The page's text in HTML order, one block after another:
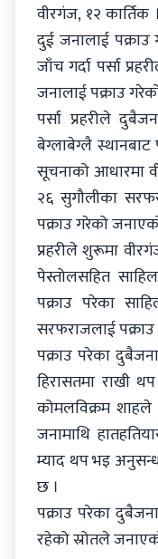
वीरगंज, १२ कार्तिक
दुई जनालाई
जाँच गर्दा पर्सा
जनालाई पक्राउ
पर्सा प्रहरीले
बेग्लाबेग्लै स्थानबाट
सूचनाको आधारमा
२६ सुगौलीका
पक्राउ गरेको
प्रहरीले शुरूमा
पेस्तोलसहित
पक्राउ परेका
सरफराजलाई
पक्राउ परेका
हिरासतमा राखी
कोमलविक्रम शाहले
जनामाथि
म्याद थप भइ
छ ।
पक्राउ परेका
रहेको स्रोतले